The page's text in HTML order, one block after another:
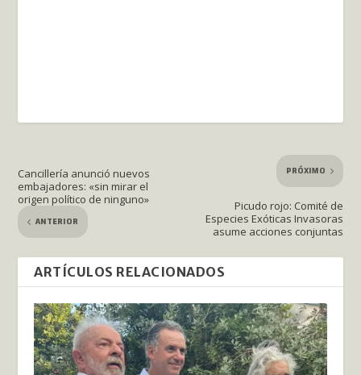
Cancillería anunció nuevos
embajadores: «sin mirar el
origen político de ninguno»
ANTERIOR
PRÓXIMO
Picudo rojo: Comité de
Especies Exóticas Invasoras
asume acciones conjuntas
ARTÍCULOS RELACIONADOS